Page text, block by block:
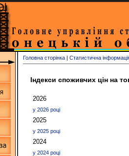
Головна сторінка | Статистична
Індекси споживчих цін на
2026
у 2026 році
2025
у 2025 році
2024
у 2024 році